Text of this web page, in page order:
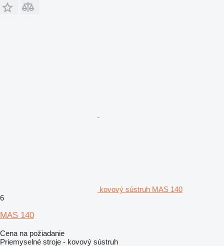
kovový sústruh MAS 140
6
MAS 140
Cena na požiadanie
Priemyselné stroje - kovový sústruh